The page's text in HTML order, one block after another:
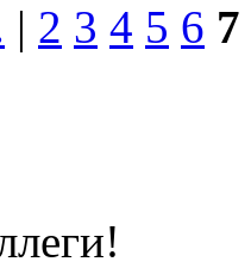
| 2 3 4 5 6 7